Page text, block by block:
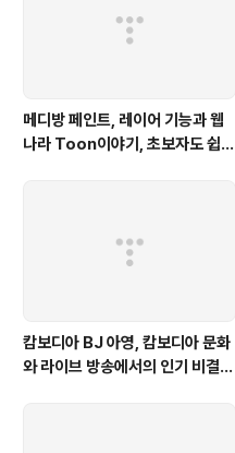
메디방 페인트, 레이어 기능과 웹
나라 Toon이야기, 초보자도 쉽게
캄보디아 BJ 아영, 캄보디아 문화
와 라이브 방송에서의 인기 비결